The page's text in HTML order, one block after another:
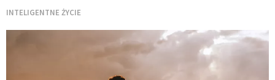
INTELIGENTNE ŻYCIE